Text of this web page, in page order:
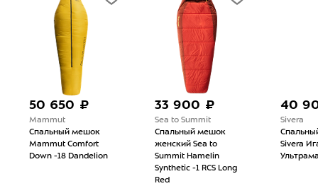
50 650 ₽
Mammut
Спальный мешок
Mammut Comfort
Down -18 Dandelion
33 900 ₽
Sea to Summit
Спальный мешок
женский Sea to
Summit Hamelin
Synthetic -1 RCS Long
Red
40
Sivera
Sivera